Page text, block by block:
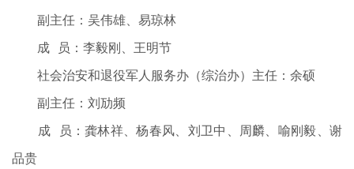
副主任：吴伟雄、易琼林
成 员：李毅刚、王明节
社会治安和退役军人服务办（综治办）主任：余硕
副主任：刘劢频
成 员：龚林祥、杨春风、刘卫中、周麟、喻刚毅、谢
品贵